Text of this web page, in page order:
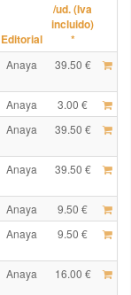
Editorial
/ud. (Iva
incluido)
*
Anaya 39.50 €
Anaya 3.00 €
Anaya 39.50 €
Anaya 39.50 €
Anaya 9.50 €
Anaya 9.50 €
Anaya 16.00 €